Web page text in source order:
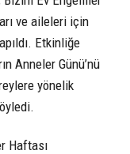
ve aileleri için
Etkinliğe
Anneler Günü’nü
yönelik
Haftası